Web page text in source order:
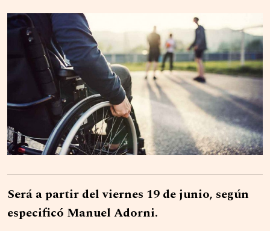
Será a partir del viernes 19 de junio, según
especificó Manuel Adorni.